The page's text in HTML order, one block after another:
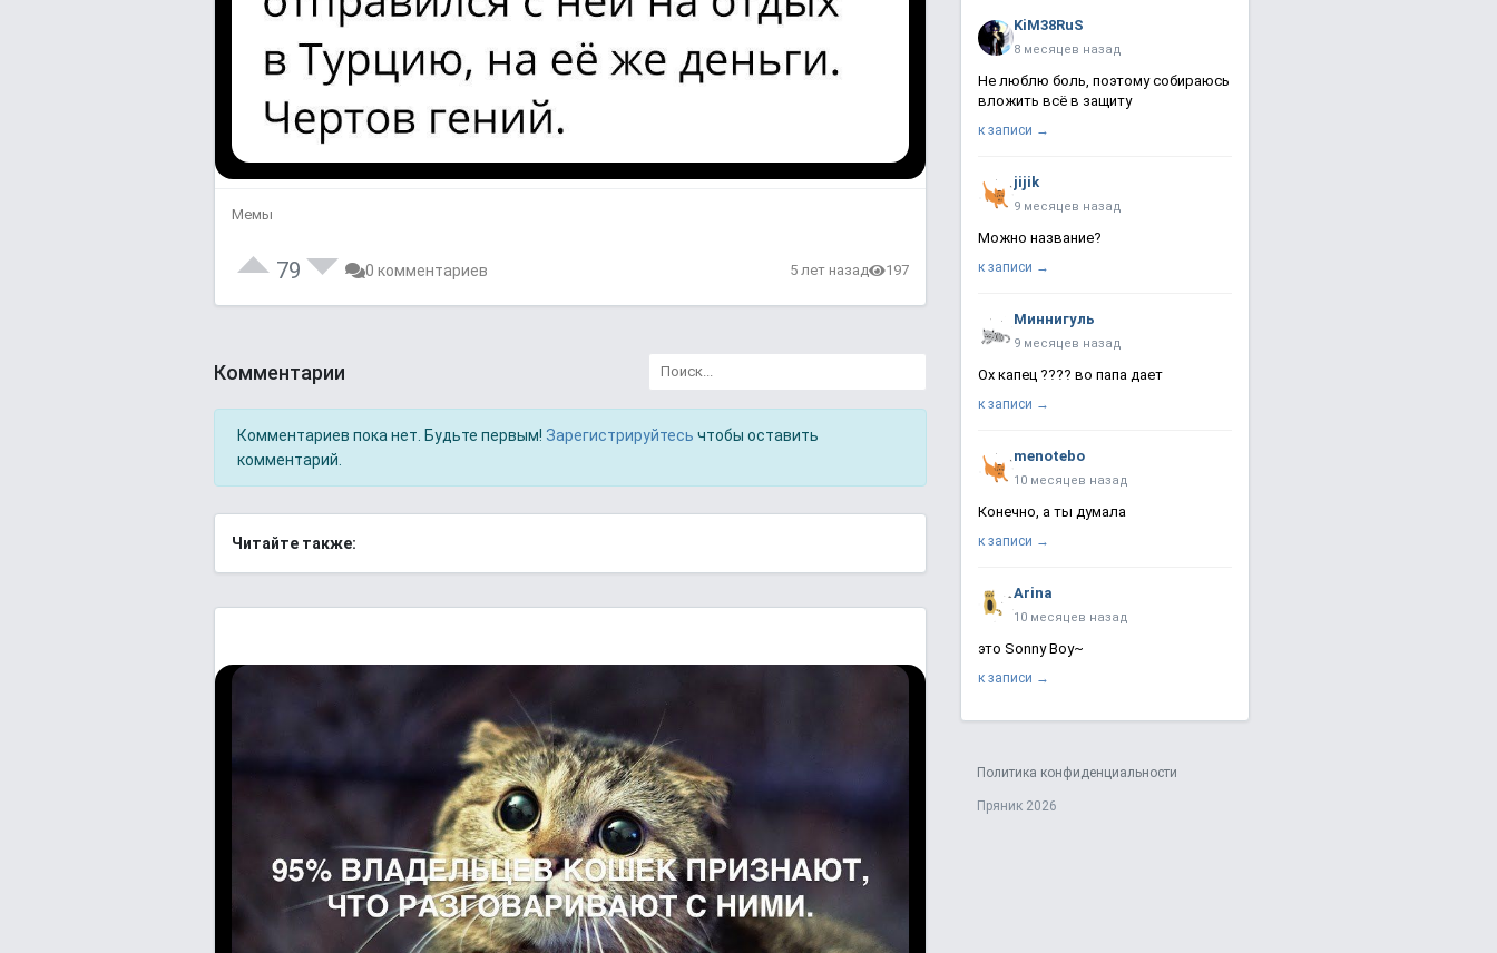
Мемы
79 0 комментариев 5 лет назад 197
Комментарии
Комментариев пока нет. Будьте первым! Зарегистрируйтесь чтобы оставить
комментарий.
Читайте также:
KiM38RuS
8 месяцев назад
Не люблю боль, поэтому собираюсь
вложить всё в защиту
к записи →
jijik
9 месяцев назад
Можно название?
к записи →
Миннигуль
9 месяцев назад
Ох капец ???? во папа дает
к записи →
menotebo
10 месяцев назад
Конечно, а ты думала
к записи →
Arina
10 месяцев назад
это Sonny Boy~
к записи →
Политика конфиденциальности
Пряник 2026